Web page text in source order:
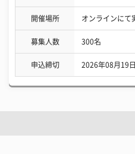
開催場所 オンラインにて
募集人数 300名
申込締切 2026年08月19